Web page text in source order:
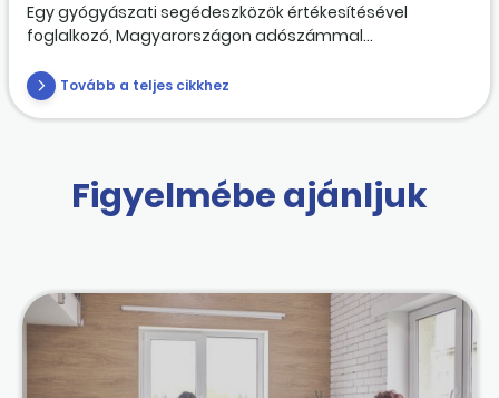
Egy gyógyászati segédeszközök értékesítésével
foglalkozó, Magyarországon adószámmal...
Tovább a teljes cikkhez
Figyelmébe ajánljuk